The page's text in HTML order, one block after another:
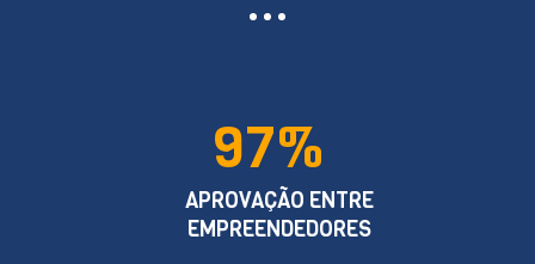
97%
APROVAÇÃO ENTRE
EMPREENDEDORES